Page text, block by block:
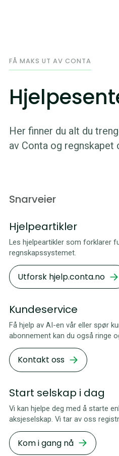
FÅ MAKS UT AV CONTA
Her finner du alt du
av Conta og regnskapet
Snarveier
Hjelpeartikler
Les hjelpeartikler som forklarer
regnskapssystemet.‍
Utforsk hjelp.conta.no
Kundeservice
Få hjelp av AI-en vår eller spør
abonnement kan du også ringe
Kontakt oss
Start selskap i dag
Vi kan hjelpe deg med å starte
aksjeselskap. Vi tar av oss
Kom i gang nå